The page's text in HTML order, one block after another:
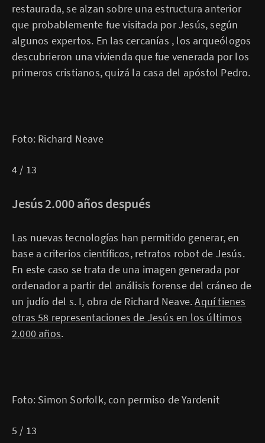
restaurada, se alzan sobre una estructura anterior
que probablemente fue visitada por Jesús, según
algunos expertos. En las cercanías , los arqueólogos
descubrieron una vivienda que fue venerada por los
primeros cristianos, quizá la casa del apóstol Pedro.
Foto: Richard Neave
4 / 13
Jesús 2.000 años después
Las nuevas tecnologías han permitido generar, en
base a criterios científicos, retratos robot de Jesús.
En este caso se trata de una imagen generada por
ordenador a partir del análisis forense del cráneo de
un judío del s. I, obra de Richard Neave.Aquí tienes
otras 58 representaciones de Jesús en los últimos
2.000 años.
Foto: Simon Sorfolk, con permiso de Yardenit
5 / 13